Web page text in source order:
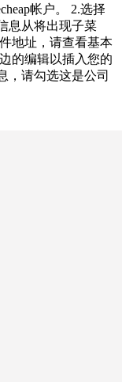
帐户。 2.选择
息从将出现子菜
地址，请查看基本
的编辑以插入您的
，请勾选这是公司